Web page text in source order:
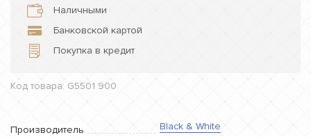
Наличными
Банковской картой
Покупка в кредит
Код товара: G5501 900
Производитель
Black & White